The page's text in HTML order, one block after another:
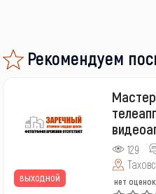
Рекомендуем
выходной
129
нет оценок